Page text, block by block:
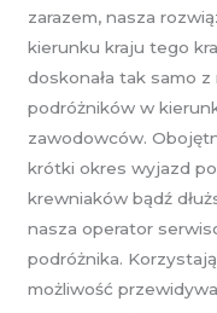
zarazem, nasza
kierunku kraju tego
doskonała tak samo
podróżników w
zawodowców.
krótki okres wyjazd
krewniaków bądź
nasza operator
podróżnika.
możliwość